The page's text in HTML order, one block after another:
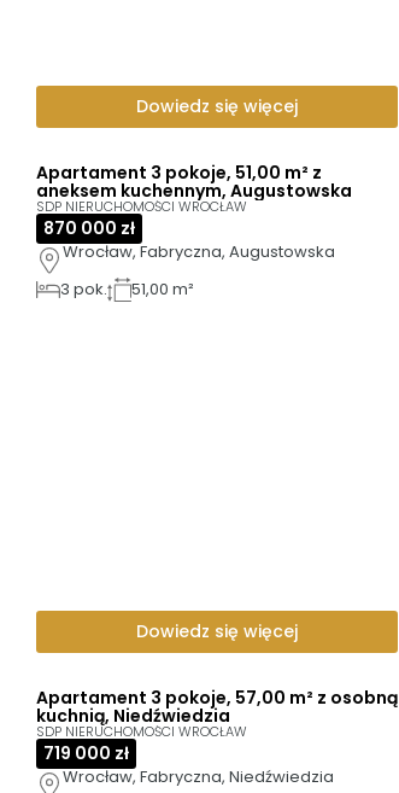
Dowiedz się więcej
Apartament 3 pokoje, 51,00 m² z
aneksem kuchennym, Augustowska
SDP NIERUCHOMOŚCI WROCŁAW
870 000 zł
Wrocław, Fabryczna, Augustowska
3 pok. 51,00 m²
Dowiedz się więcej
Apartament 3 pokoje, 57,00 m² z osobną
kuchnią, Niedźwiedzia
SDP NIERUCHOMOŚCI WROCŁAW
719 000 zł
Wrocław, Fabryczna, Niedźwiedzia